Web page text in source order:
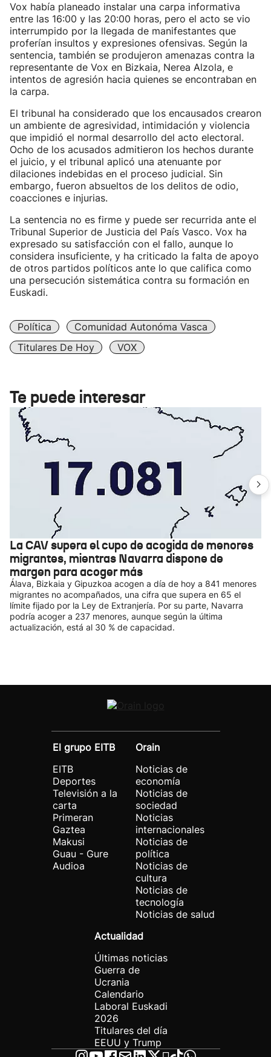
Vox había planeado instalar una carpa informativa
entre las 16:00 y las 20:00 horas, pero el acto se vio
interrumpido por la llegada de manifestantes que
proferían insultos y expresiones ofensivas. Según la
sentencia, también se produjeron amenazas contra la
representante de Vox en Bizkaia, Nerea Alzola, e
intentos de agresión hacia quienes se encontraban en
la carpa.
El tribunal ha considerado que los encausados crearon
un ambiente de agresividad, intimidación y violencia
que impidió el normal desarrollo del acto electoral.
Ocho de los acusados admitieron los hechos durante
el juicio, y el tribunal aplicó una atenuante por
dilaciones indebidas en el proceso judicial. Sin
embargo, fueron absueltos de los delitos de odio,
coacciones e injurias.
La sentencia no es firme y puede ser recurrida ante el
Tribunal Superior de Justicia del País Vasco. Vox ha
expresado su satisfacción con el fallo, aunque lo
considera insuficiente, y ha criticado la falta de apoyo
de otros partidos políticos ante lo que califica como
una persecución sistemática contra su formación en
Euskadi.
Política
Comunidad Autonóma Vasca
Titulares De Hoy
VOX
Te puede interesar
La CAV supera el cupo de acogida de menores
migrantes, mientras Navarra dispone de
margen para acoger más
Álava, Bizkaia y Gipuzkoa acogen a día de hoy a 841 menores
migrantes no acompañados, una cifra que supera en 65 el
límite fijado por la Ley de Extranjería. Por su parte, Navarra
podría acoger a 237 menores, aunque según la última
actualización, está al 30 % de capacidad.
El grupo EITB
EITB
Deportes
Televisión a la
carta
Primeran
Gaztea
Makusi
Guau - Gure
Audioa
Orain
Noticias de
economía
Noticias de
sociedad
Noticias
internacionales
Noticias de
política
Noticias de
cultura
Noticias de
tecnología
Noticias de salud
Actualidad
Últimas noticias
Guerra de
Ucrania
Calendario
Laboral Euskadi
2026
Titulares del día
EEUU y Trump